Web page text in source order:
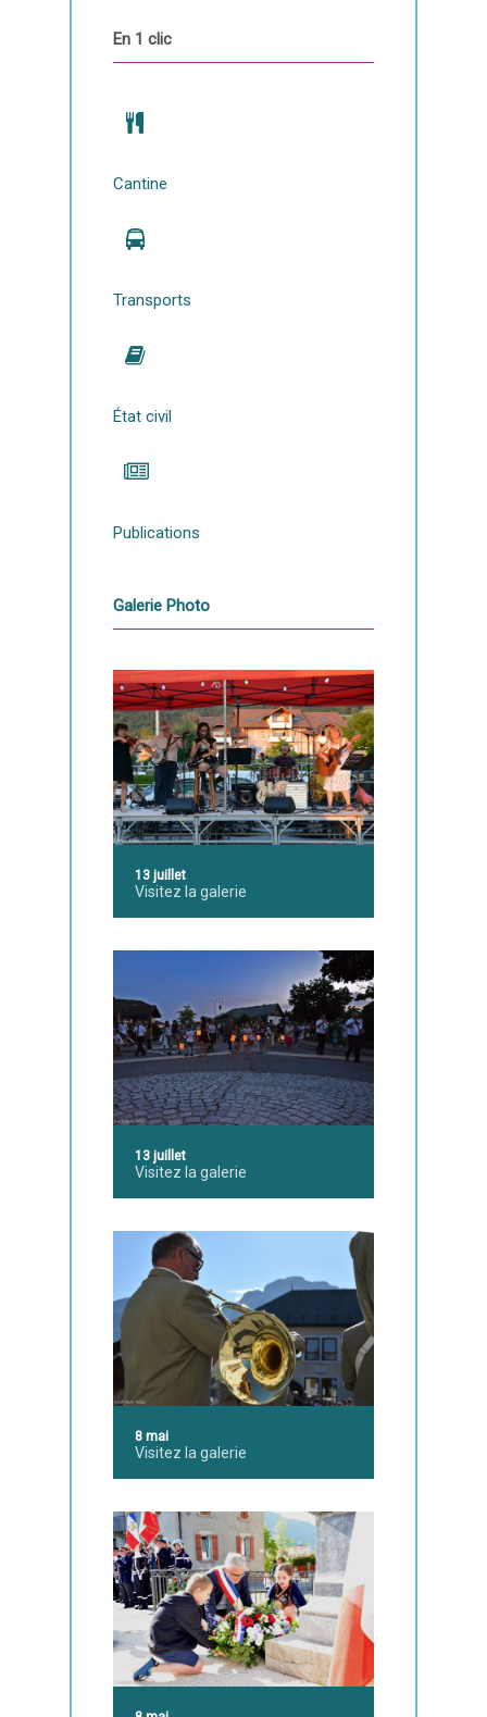
En 1 clic
Cantine
Transports
État civil
Publications
Galerie Photo
13 juillet
Visitez la galerie
13 juillet
Visitez la galerie
8 mai
Visitez la galerie